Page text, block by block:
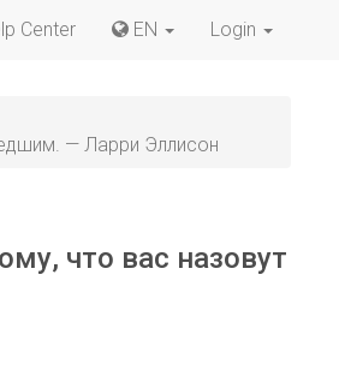
Center EN Login
— Ларри Эллисон
что вас назовут